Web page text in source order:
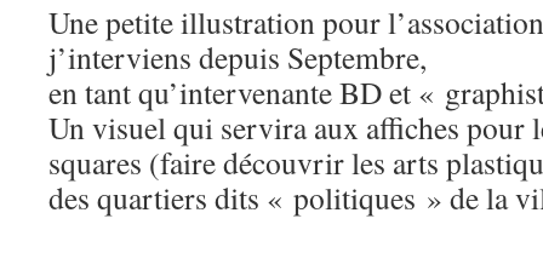
Une petite illustration pour
j’interviens depuis Septembre,
en tant qu’intervenante BD et «
Un visuel qui servira aux affiches pour
squares (faire découvrir les arts
des quartiers dits « politiques » de la